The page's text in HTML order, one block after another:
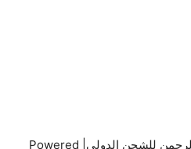
Copyright © 2026 عباد الرحمن للشحن الدولي| Powered